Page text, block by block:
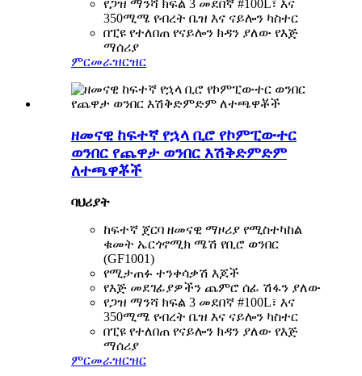
የጋዝ ማንሻ ክፍል 3 መደበኛ #100L፣ እና
350ሚሜ የብረት ቤዝ እና ናይሎን ካስተር
በፒዩ የተለበጠ የናይሎን ክዳን ያለው የእጅ
ማሰሪያ
ምርመራዝርዝር
ዘመናዊ ከፍተኛ የኋላ ቢሮ የኮምፒውተር
ወንበር የጨዋታ ወንበር እሽቅድምድም
ለተጫዋቾች
ባህሪያት
ከፍተኛ ጀርባ ዘመናዊ ማዞሪያ የሚስተካከል
ቁመት ኤርጎኖሚክ ሜሽ የቢሮ ወንበር
(GF1001)
የሚታጠፉ ተንቀሳቃሽ እጆች
የእጅ መደገፊያዎችን ጨምሮ ሰፊ ሽፋን ያለው
የጋዝ ማንሻ ክፍል 3 መደበኛ #100L፣ እና
350ሚሜ የብረት ቤዝ እና ናይሎን ካስተር
በፒዩ የተለበጠ የናይሎን ክዳን ያለው የእጅ
ማሰሪያ
ምርመራዝርዝር